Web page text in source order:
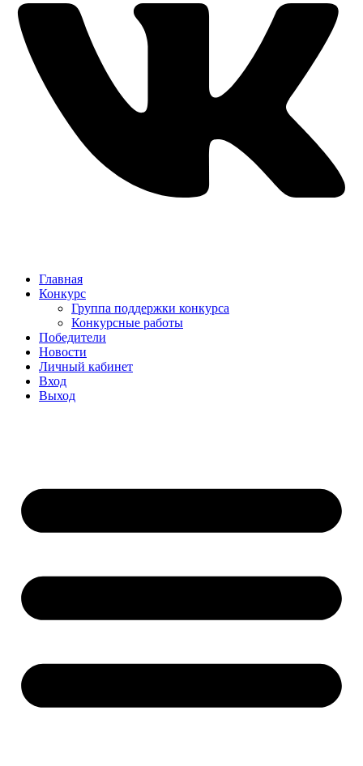
Главная
Конкурс
Группа поддержки конкурса
Конкурсные работы
Победители
Новости
Личный кабинет
Вход
Выход